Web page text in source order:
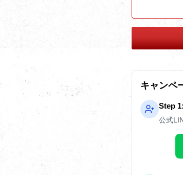
キャンペ
Step
公式